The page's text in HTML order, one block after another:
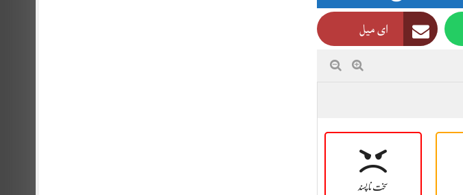
ای میل
سخت نا پسند